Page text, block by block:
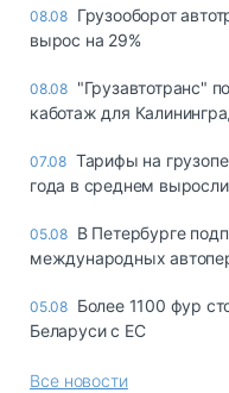
08.08 Грузооборот
вырос на 29%
08.08 "Грузавтотранс"
каботаж для
07.08 Тарифы на
года в среднем выросли
05.08 В Петербурге
международных
05.08 Более 1100 фур
Беларуси с ЕС
Все новости